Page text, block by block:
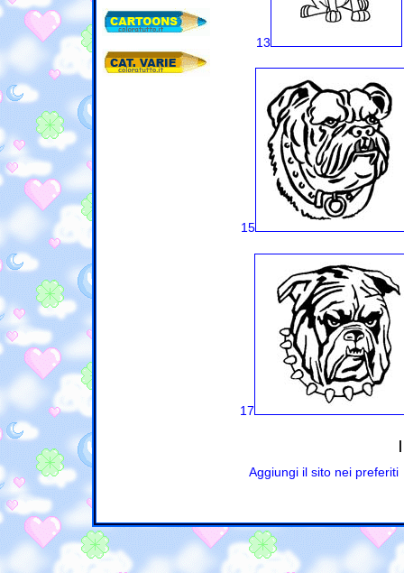
13
15
17
Aggiungi il sito nei preferiti